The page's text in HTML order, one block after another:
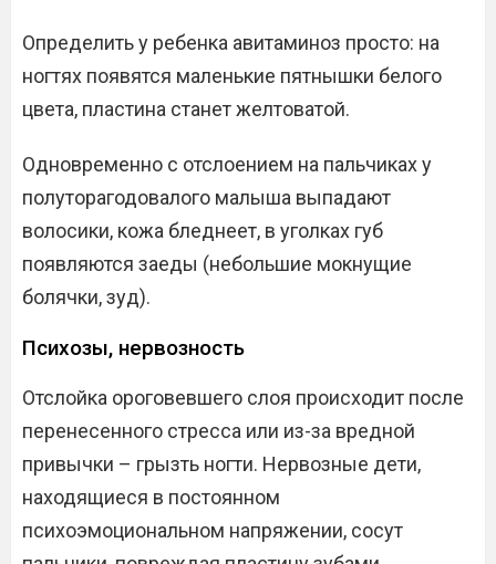
Определить у ребенка авитаминоз просто: на
ногтях появятся маленькие пятнышки белого
цвета, пластина станет желтоватой.
Одновременно с отслоением на пальчиках у
полуторагодовалого малыша выпадают
волосики, кожа бледнеет, в уголках губ
появляются заеды (небольшие мокнущие
болячки, зуд).
Психозы, нервозность
Отслойка ороговевшего слоя происходит после
перенесенного стресса или из-за вредной
привычки – грызть ногти. Нервозные дети,
находящиеся в постоянном
психоэмоциональном напряжении, сосут